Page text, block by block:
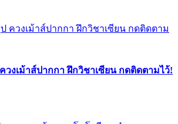
วงเม้าส์ปากกา ฝึกวิชาเซียน กดติดตามไว้!